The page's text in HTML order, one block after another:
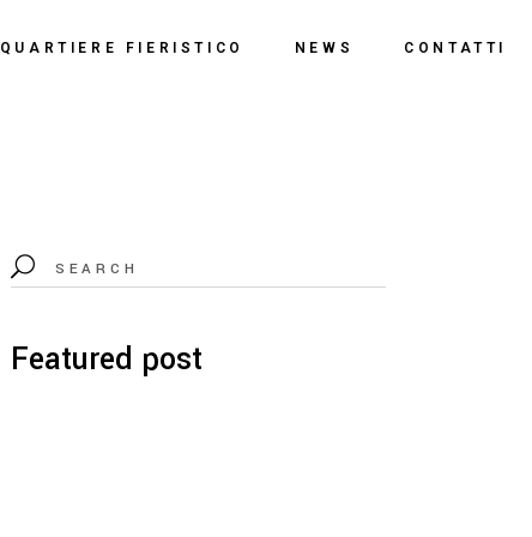
QUARTIERE FIERISTICO NEWS CONTATTI
Featured post